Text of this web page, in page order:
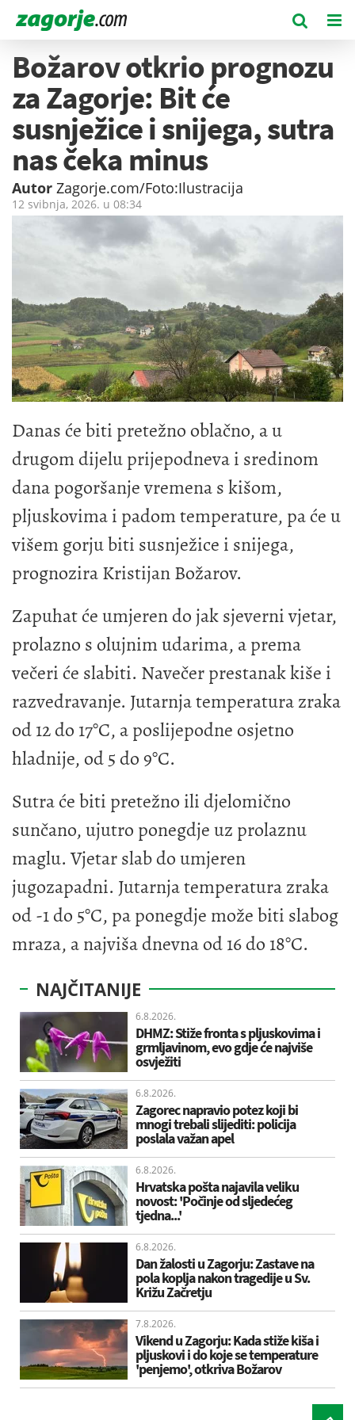
Božarov otkrio prognozu
za Zagorje: Bit će
susnježice i snijega, sutra
nas čeka minus
Autor Zagorje.com/Foto:Ilustracija
12 svibnja, 2026. u 08:34
Danas će biti pretežno oblačno, a u
drugom dijelu prijepodneva i sredinom
dana pogoršanje vremena s kišom,
pljuskovima i padom temperature, pa će u
višem gorju biti susnježice i snijega,
prognozira Kristijan Božarov.
Zapuhat će umjeren do jak sjeverni vjetar,
prolazno s olujnim udarima, a prema
večeri će slabiti. Navečer prestanak kiše i
razvedravanje. Jutarnja temperatura zraka
od 12 do 17°C, a poslijepodne osjetno
hladnije, od 5 do 9°C.
Sutra će biti pretežno ili djelomično
sunčano, ujutro ponegdje uz prolaznu
maglu. Vjetar slab do umjeren
jugozapadni. Jutarnja temperatura zraka
od -1 do 5°C, pa ponegdje može biti slabog
mraza, a najviša dnevna od 16 do 18°C.
NAJČITANIJE
6.8.2026.
DHMZ: Stiže fronta s pljuskovima i
grmljavinom, evo gdje će najviše
osvježiti
6.8.2026.
Zagorec napravio potez koji bi
mnogi trebali slijediti: policija
poslala važan apel
6.8.2026.
Hrvatska pošta najavila veliku
novost: 'Počinje od sljedećeg
tjedna...'
6.8.2026.
Dan žalosti u Zagorju: Zastave na
pola koplja nakon tragedije u Sv.
Križu Začretju
7.8.2026.
Vikend u Zagorju: Kada stiže kiša i
pljuskovi i do koje se temperature
'penjemo', otkriva Božarov